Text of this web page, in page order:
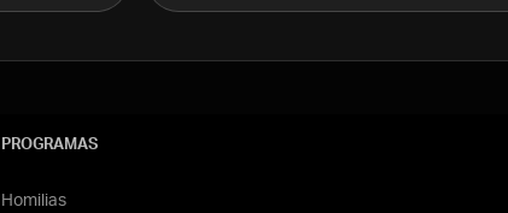
PROGRAMAS
Homilias